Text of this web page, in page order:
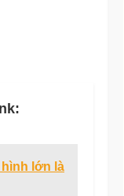
lớn là